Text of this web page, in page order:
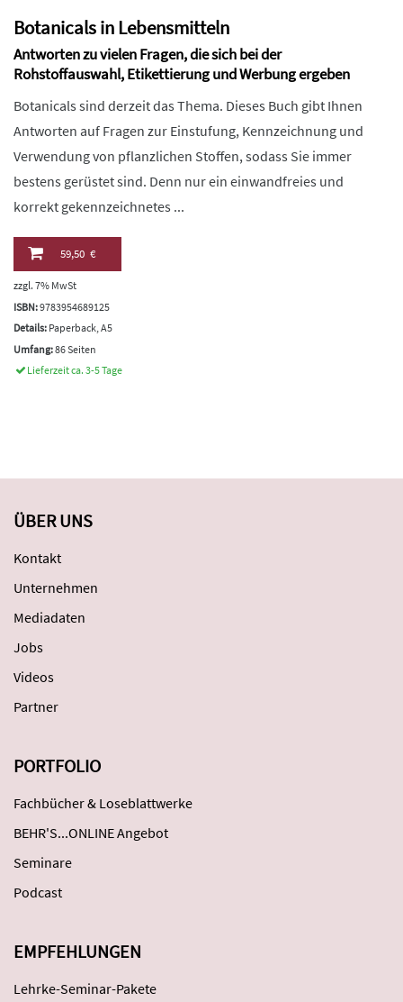
Botanicals in Lebensmitteln
Antworten zu vielen Fragen, die sich bei der
Rohstoffauswahl, Etikettierung und Werbung ergeben
Botanicals sind derzeit das Thema. Dieses Buch gibt Ihnen
Antworten auf Fragen zur Einstufung, Kennzeichnung und
Verwendung von pflanzlichen Stoffen, sodass Sie immer
bestens gerüstet sind. Denn nur ein einwandfreies und
korrekt gekennzeichnetes ...
59,50 €
zzgl. 7% MwSt
ISBN:9783954689125
Details: Paperback, A5
Umfang:86 Seiten
Lieferzeit ca. 3-5 Tage
ÜBER UNS
Kontakt
Unternehmen
Mediadaten
Jobs
Videos
Partner
PORTFOLIO
Fachbücher & Loseblattwerke
BEHR'S...ONLINE Angebot
Seminare
Podcast
EMPFEHLUNGEN
Lehrke-Seminar-Pakete